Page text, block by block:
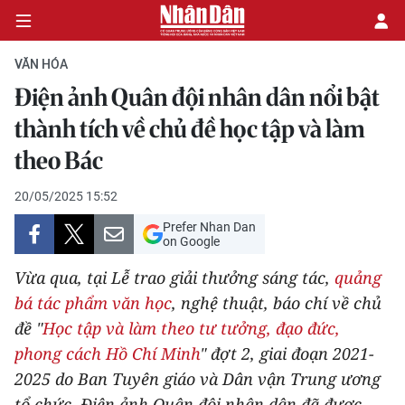
CHÍNH TRỊ
KINH TẾ
VĂN HÓA
XÃ HỘI
PHÁP LUẬT
DU LỊCH
THẾ GIỚI
VĂN HÓA
Điện ảnh Quân đội nhân dân nổi bật
thành tích về chủ đề học tập và làm
theo Bác
20/05/2025 15:52
Prefer Nhan Dan
on Google
Vừa qua, tại Lễ trao giải thưởng sáng tác, quảng
bá tác phẩm văn học, nghệ thuật, báo chí về chủ
đề "Học tập và làm theo tư tưởng, đạo đức,
phong cách Hồ Chí Minh" đợt 2, giai đoạn 2021-
2025 do Ban Tuyên giáo và Dân vận Trung ương